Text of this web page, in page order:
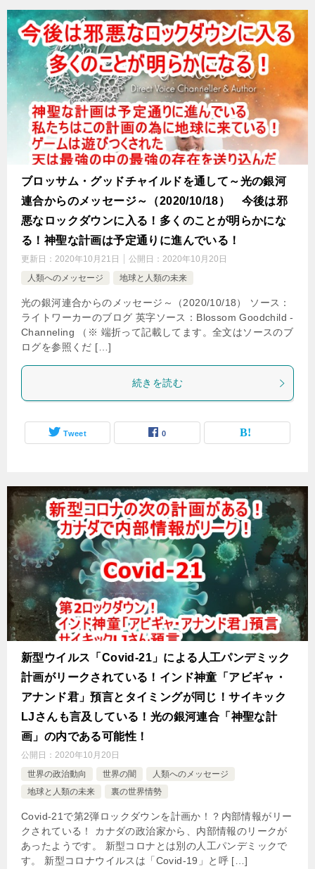
ブロッサム・グッドチャイルドを通して～光の銀河
連合からのメッセージ～（2020/10/18） 今後は邪
悪なロックダウンに入る！多くのことが明らかにな
る！神聖な計画は予定通りに進んでいる！
更新日： 2020年10月21日 公開日： 2020年10月20日
人類へのメッセージ
地球と人類の未来
光の銀河連合からのメッセージ～（2020/10/18） ソース：
ライトワーカーのブログ 英字ソース：Blossom Goodchild -
Channeling （※ 端折って記載してます。全文はソースのブ
ログを参照くだ […]
続きを読む
Tweet 0
新型ウイルス「Covid-21」による人工パンデミック
計画がリークされている！インド神童「アビギャ・
アナンド君」預言とタイミングが同じ！サイキック
LJさんも言及している！光の銀河連合「神聖な計
画」の内である可能性！
公開日： 2020年10月20日
世界の政治動向
世界の闇
人類へのメッセージ
地球と人類の未来
裏の世界情勢
Covid-21で第2弾ロックダウンを計画か！？内部情報がリー
クされている！ カナダの政治家から、内部情報のリークが
あったようです。 新型コロナとは別の人工パンデミックで
す。 新型コロナウイルスは「Covid-19」と呼 […]